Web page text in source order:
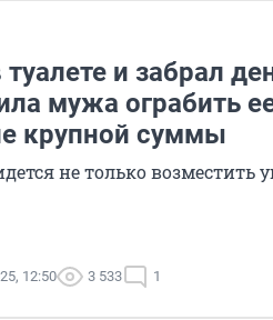
и забрал
мужа ограбить
крупной суммы
не только возместить
12:50 3 533 1